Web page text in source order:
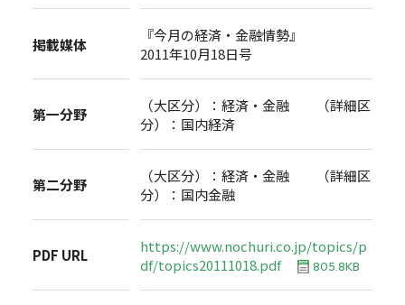
掲載媒体
『今月の経済・金融情勢』
2011年10月18日号
第一分野
（大区分）：経済・金融 （詳細区
分）：国内経済
第二分野
（大区分）：経済・金融 （詳細区
分）：国内金融
PDF URL
https://www.nochuri.co.jp/topics/p
df/topics20111018.pdf
805.8KB